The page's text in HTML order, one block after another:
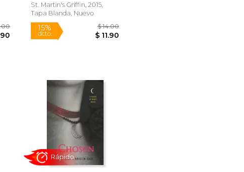
$ 14.00
$ 11.90
St. Martin's Griffin, 2015,
Tapa Blanda, Nuevo
15%